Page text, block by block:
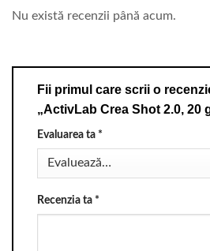
Nu există recenzii până acum.
Fii primul care scrii o
„ActivLab Crea Shot 2.0, 20
Evaluarea ta *
Recenzia ta *